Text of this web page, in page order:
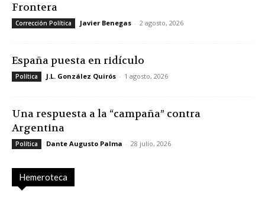
Frontera
Corrección Política Javier Benegas - 2 agosto, 2026
España puesta en ridículo
Política J.L. González Quirós - 1 agosto, 2026
Una respuesta a la “campaña” contra
Argentina
Política Dante Augusto Palma - 28 julio, 2026
Hemeroteca